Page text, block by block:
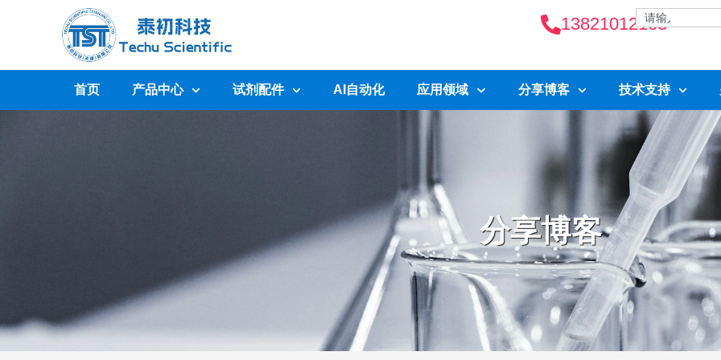
13821012163
首页 产品中心 试剂配件 AI自动化 应用领域 分享博客 技术支持
分享博客